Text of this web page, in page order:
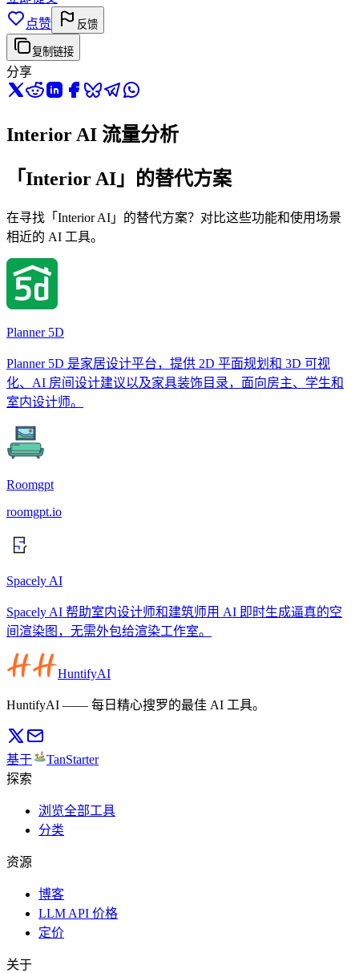
点赞
反馈
复制链接
分享
Interior AI 流量分析
「Interior AI」的替代方案
在寻找「Interior AI」的替代方案？对比这些功能和使用场景
相近的 AI 工具。
Planner 5D
Planner 5D 是家居设计平台，提供 2D 平面规划和 3D 可视
化、AI 房间设计建议以及家具装饰目录，面向房主、学生和
室内设计师。
Roomgpt
roomgpt.io
Spacely AI
Spacely AI 帮助室内设计师和建筑师用 AI 即时生成逼真的空
间渲染图，无需外包给渲染工作室。
HuntifyAI
HuntifyAI —— 每日精心搜罗的最佳 AI 工具。
基于
TanStarter
探索
浏览全部工具
分类
资源
博客
LLM API 价格
定价
关于